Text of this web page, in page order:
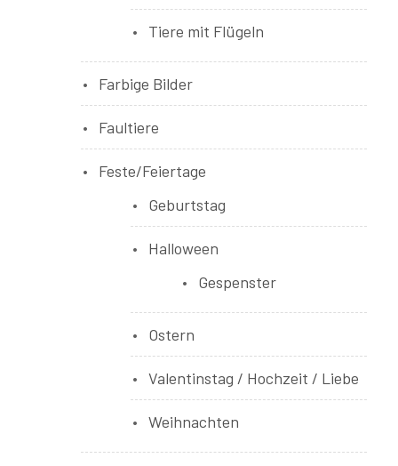
Tiere mit Flügeln
Farbige Bilder
Faultiere
Feste/Feiertage
Geburtstag
Halloween
Gespenster
Ostern
Valentinstag / Hochzeit / Liebe
Weihnachten